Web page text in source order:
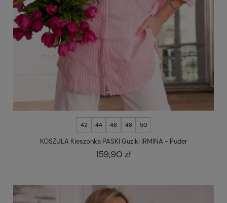
42 44 46 48 50
KOSZULA Kieszonka PASKI Guziki IRMINA - Puder
159,90 zł